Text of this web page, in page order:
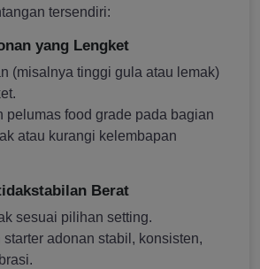
tersendiri:
yang Lengket
(misalnya tinggi gula atau lemak)
pelumas food grade pada bagian
atau kurangi kelembapan
Berat
sesuai pilihan setting.
starter adonan stabil, konsisten,